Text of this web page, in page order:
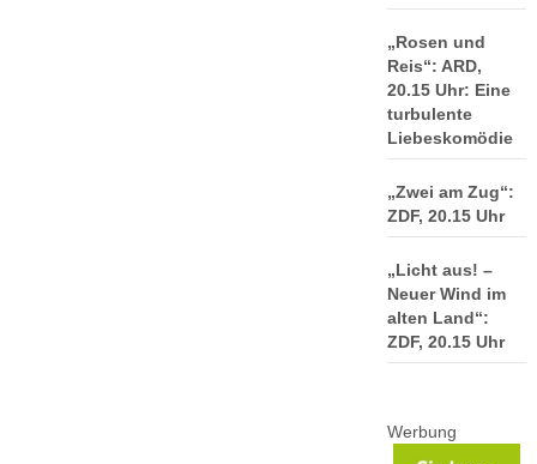
„Rosen und
Reis“: ARD,
20.15 Uhr: Eine
turbulente
Liebeskomödie
„Zwei am Zug“:
ZDF, 20.15 Uhr
„Licht aus! –
Neuer Wind im
alten Land“:
ZDF, 20.15 Uhr
Werbung